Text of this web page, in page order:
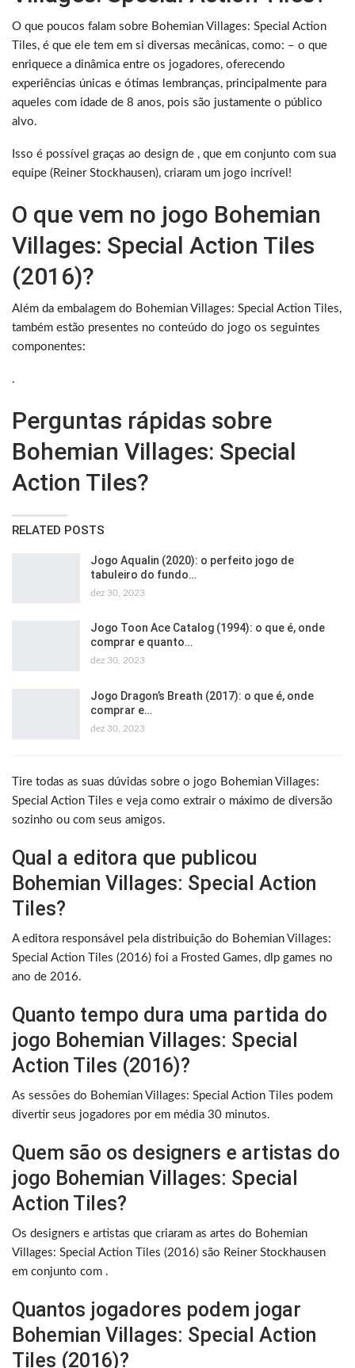
O que poucos falam sobre Bohemian Villages: Special Action
Tiles, é que ele tem em si diversas mecânicas, como: – o que
enriquece a dinâmica entre os jogadores, oferecendo
experiências únicas e ótimas lembranças, principalmente para
aqueles com idade de 8 anos, pois são justamente o público
alvo.
Isso é possível graças ao design de , que em conjunto com sua
equipe (Reiner Stockhausen), criaram um jogo incrível!
O que vem no jogo Bohemian
Villages: Special Action Tiles
(2016)?
Além da embalagem do Bohemian Villages: Special Action Tiles,
também estão presentes no conteúdo do jogo os seguintes
componentes:
.
Perguntas rápidas sobre
Bohemian Villages: Special
Action Tiles?
RELATED POSTS
Jogo Aqualin (2020): o perfeito jogo de
tabuleiro do fundo…
dez 30, 2023
Jogo Toon Ace Catalog (1994): o que é, onde
comprar e quanto…
dez 30, 2023
Jogo Dragon’s Breath (2017): o que é, onde
comprar e…
dez 30, 2023
Tire todas as suas dúvidas sobre o jogo Bohemian Villages:
Special Action Tiles e veja como extrair o máximo de diversão
sozinho ou com seus amigos.
Qual a editora que publicou
Bohemian Villages: Special Action
Tiles?
A editora responsável pela distribuição do Bohemian Villages:
Special Action Tiles (2016) foi a Frosted Games, dlp games no
ano de 2016.
Quanto tempo dura uma partida do
jogo Bohemian Villages: Special
Action Tiles (2016)?
As sessões do Bohemian Villages: Special Action Tiles podem
divertir seus jogadores por em média 30 minutos.
Quem são os designers e artistas do
jogo Bohemian Villages: Special
Action Tiles?
Os designers e artistas que criaram as artes do Bohemian
Villages: Special Action Tiles (2016) são Reiner Stockhausen
em conjunto com .
Quantos jogadores podem jogar
Bohemian Villages: Special Action
Tiles (2016)?